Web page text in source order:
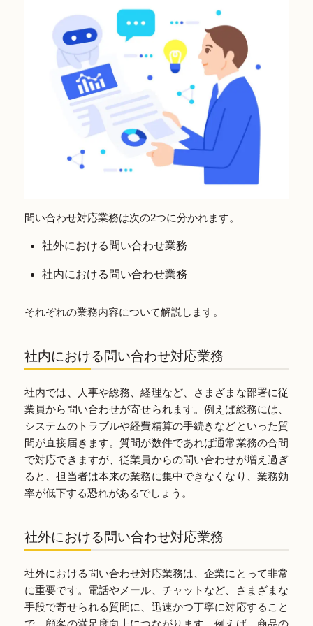
問い合わせ対応業務は次の2つに分かれます。
社外における問い合わせ業務
社内における問い合わせ業務
それぞれの業務内容について解説します。
社内における問い合わせ対応業務
社内では、人事や総務、経理など、さまざまな部署に従
業員から問い合わせが寄せられます。例えば総務には、
システムのトラブルや経費精算の手続きなどといった質
問が直接届きます。質問が数件であれば通常業務の合間
で対応できますが、従業員からの問い合わせが増え過ぎ
ると、担当者は本来の業務に集中できなくなり、業務効
率が低下する恐れがあるでしょう。
社外における問い合わせ対応業務
社外における問い合わせ対応業務は、企業にとって非常
に重要です。電話やメール、チャットなど、さまざまな
手段で寄せられる質問に、迅速かつ丁寧に対応すること
で、顧客の満足度向上につながります。例えば、商品の